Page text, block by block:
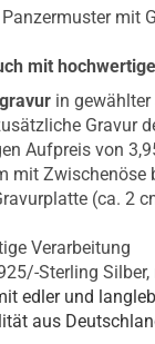
mit
mit
in
Gravur
Aufpreis von
mit Zwischenöse
(ca. 2
Verarbeitung
Sterling
edler und
aus